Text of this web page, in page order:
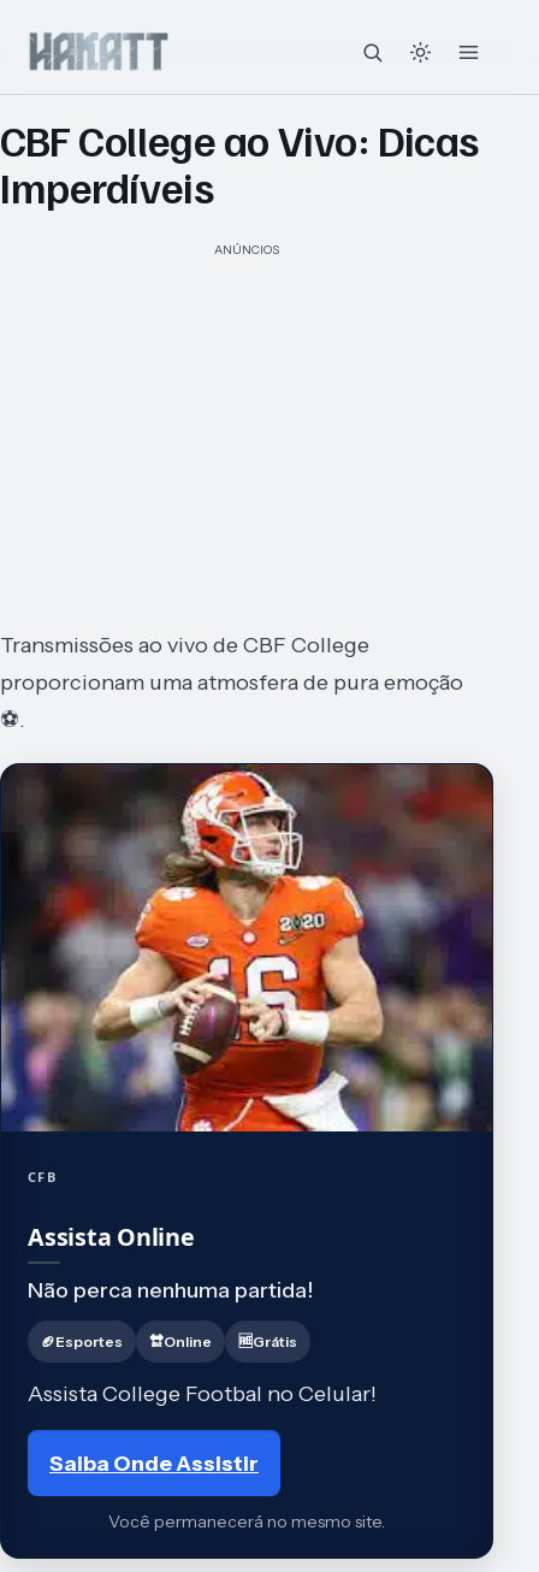
CBF College ao Vivo: Dicas
Imperdíveis
ANÚNCIOS
Transmissões ao vivo de CBF College
proporcionam uma atmosfera de pura emoção
⚽.
CFB
Assista Online
Não perca nenhuma partida!
🏈Esportes 🔛Online 🆓Grátis
Assista College Footbal no Celular!
Saiba Onde Assistir
Você permanecerá no mesmo site.